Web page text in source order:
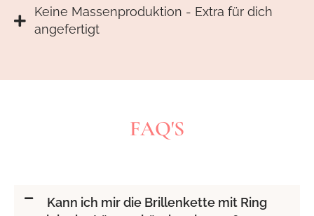
Keine Massenproduktion - Extra für dich
angefertigt
FAQ'S
Kann ich mir die Brillenkette mit Ring